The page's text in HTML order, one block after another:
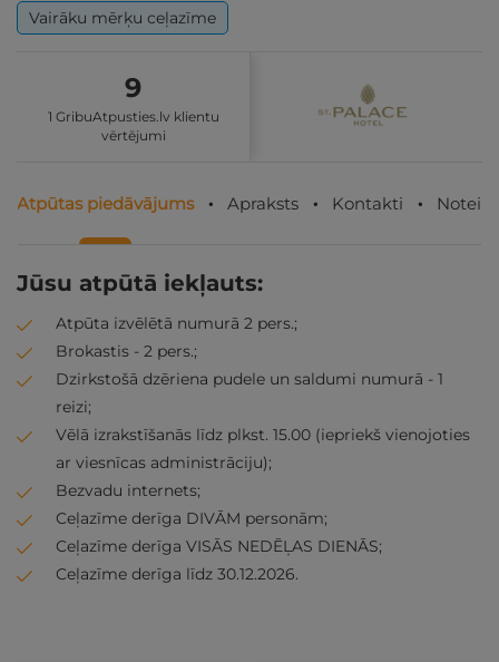
Vairāku mērķu ceļazīme
9
1 GribuAtpusties.lv klientu
vērtējumi
Atpūtas piedāvājums Apraksts Kontakti
Jūsu atpūtā iekļauts:
Atpūta izvēlētā numurā 2 pers.;
Brokastis - 2 pers.;
Dzirkstošā dzēriena pudele un saldumi numurā - 1
reizi;
Vēlā izrakstīšanās līdz plkst. 15.00 (iepriekš vienojoties
ar viesnīcas administrāciju);
Bezvadu internets;
Ceļazīme derīga DIVĀM personām;
Ceļazīme derīga VISĀS NEDĒĻAS DIENĀS;
Ceļazīme derīga līdz 30.12.2026.